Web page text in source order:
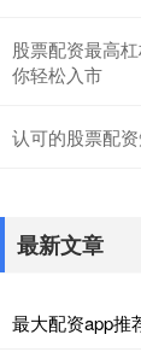
股票配资最高
你轻松入市
认可的股票配
最新文章
最大配资app推